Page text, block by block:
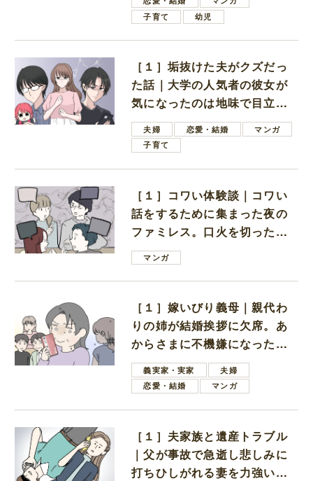
子育て
幼児
［１］垢抜けた夫がクズだっ
た話｜大学の人気者の彼女が
気になったのは地味で目立た
ない男子学生
夫婦 恋愛・結婚
マンガ
子育て
［１］コワい体験談｜コワい
話をするために集まった夜の
ファミレス。口火を切ったの
は電車好きの男の子ママ
マンガ
［１］嫁いびり義母｜親代わ
りの姉が結婚挨拶に欠席。あ
からさまに不機嫌になった義
母義実家・実家
夫婦
恋愛・結婚
マンガ
［１］夫家族と遺産トラブル
｜父が事故で急逝し悲しみに
打ちひしがれる妻を力強い言